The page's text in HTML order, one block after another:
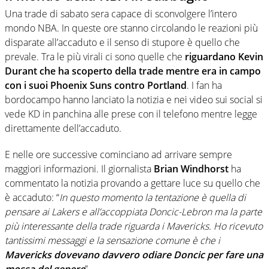
Una trade di sabato sera capace di sconvolgere l’intero
mondo NBA. In queste ore stanno circolando le reazioni più
disparate all’accaduto e il senso di stupore è quello che
prevale. Tra le più virali ci sono quelle che riguardano Kevin
Durant che ha scoperto della trade mentre era in campo
con i suoi Phoenix Suns contro Portland. I fan ha
bordocampo hanno lanciato la notizia e nei video sui social si
vede KD in panchina alle prese con il telefono mentre legge
direttamente dell’accaduto.
E nelle ore successive cominciano ad arrivare sempre
maggiori informazioni. Il giornalista Brian Windhorst ha
commentato la notizia provando a gettare luce su quello che
è accaduto: “In questo momento la tentazione è quella di
pensare ai Lakers e all’accoppiata Doncic-Lebron ma la parte
più interessante della trade riguarda i Mavericks. Ho ricevuto
tantissimi messaggi e la sensazione comune è che i
Mavericks dovevano davvero odiare Doncic per fare una